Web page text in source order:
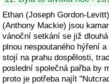
Ethan (Joseph Gordon-
(Anthony Mackie) jsou
vánoční setkání se již
plnou nespoutaného hýření
stojí na prahu dospělosti,
poslední společná pařba by
proto je potřeba najít